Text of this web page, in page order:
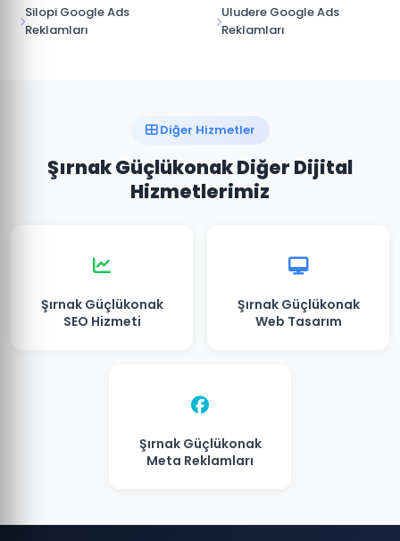
Silopi Google Ads
Reklamları
Uludere Google Ads
Reklamları
Diğer Hizmetler
Şırnak Güçlükonak Diğer Dijital
Hizmetlerimiz
Şırnak Güçlükonak
SEO Hizmeti
Şırnak Güçlükonak
Web Tasarım
Şırnak Güçlükonak
Meta Reklamları